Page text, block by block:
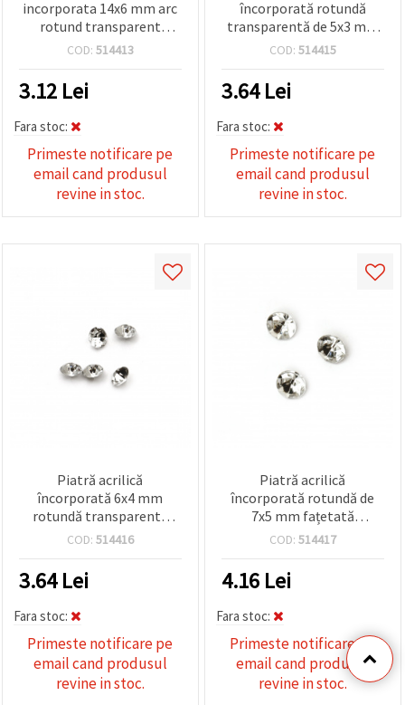
incorporata 14x6 mm arc
rotund transparent
fatetat -20 bucati
COD: 514413
3.12 Lei
Fara stoc:
Primeste notificare pe
email cand produsul
revine in stoc.
încorporată rotundă
transparentă de 5x3 mm
fațetată -100 bucăți
COD: 514415
3.64Lei
Fara stoc:
Primeste notificare pe
email cand produsul
revine in stoc.
Piatră acrilică
încorporată 6x4 mm
rotundă transparentă
fațetată -50 bucăți
COD: 514416
3.64Lei
Fara stoc:
Primeste notificare pe
email cand produsul
revine in stoc.
Piatră acrilică
încorporată rotundă de
7x5 mm fațetată
transparentă -50 bucăți
COD: 514417
4.16 Lei
Fara stoc:
Primeste notificare pe
email cand produsul
revine in stoc.